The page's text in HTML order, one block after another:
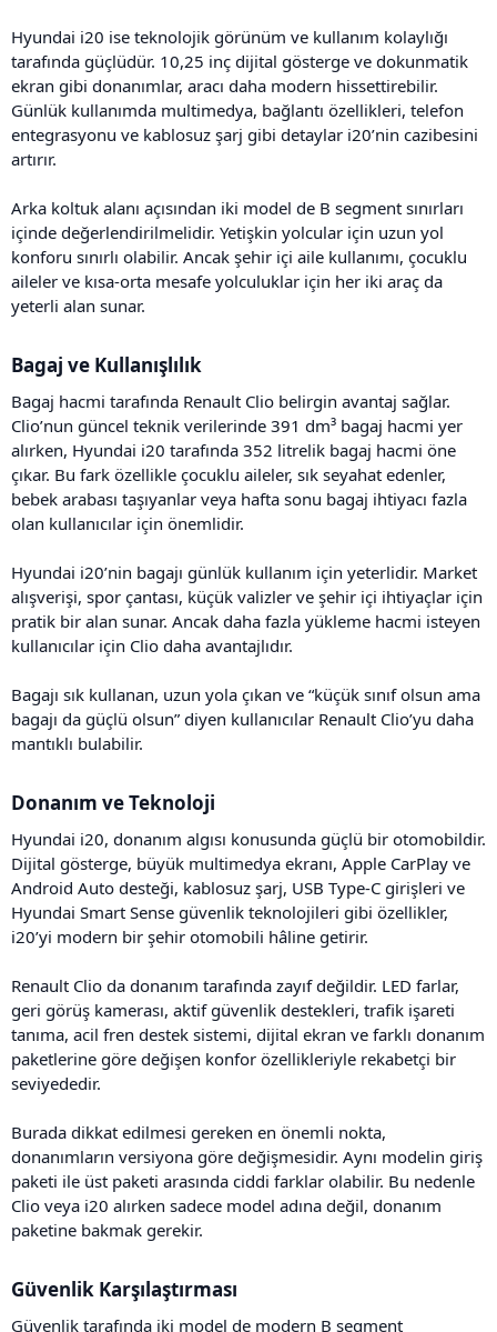
Hyundai i20 ise teknolojik görünüm ve kullanım kolaylığı
tarafında güçlüdür. 10,25 inç dijital gösterge ve dokunmatik
ekran gibi donanımlar, aracı daha modern hissettirebilir.
Günlük kullanımda multimedya, bağlantı özellikleri, telefon
entegrasyonu ve kablosuz şarj gibi detaylar i20’nin cazibesini
artırır.
Arka koltuk alanı açısından iki model de B segment sınırları
içinde değerlendirilmelidir. Yetişkin yolcular için uzun yol
konforu sınırlı olabilir. Ancak şehir içi aile kullanımı, çocuklu
aileler ve kısa-orta mesafe yolculuklar için her iki araç da
yeterli alan sunar.
Bagaj ve Kullanışlılık​
Bagaj hacmi tarafında Renault Clio belirgin avantaj sağlar.
Clio’nun güncel teknik verilerinde 391 dm³ bagaj hacmi yer
alırken, Hyundai i20 tarafında 352 litrelik bagaj hacmi öne
çıkar. Bu fark özellikle çocuklu aileler, sık seyahat edenler,
bebek arabası taşıyanlar veya hafta sonu bagaj ihtiyacı fazla
olan kullanıcılar için önemlidir.
Hyundai i20’nin bagajı günlük kullanım için yeterlidir. Market
alışverişi, spor çantası, küçük valizler ve şehir içi ihtiyaçlar için
pratik bir alan sunar. Ancak daha fazla yükleme hacmi isteyen
kullanıcılar için Clio daha avantajlıdır.
Bagajı sık kullanan, uzun yola çıkan ve “küçük sınıf olsun ama
bagajı da güçlü olsun” diyen kullanıcılar Renault Clio’yu daha
mantıklı bulabilir.
Donanım ve Teknoloji​
Hyundai i20, donanım algısı konusunda güçlü bir otomobildir.
Dijital gösterge, büyük multimedya ekranı, Apple CarPlay ve
Android Auto desteği, kablosuz şarj, USB Type-C girişleri ve
Hyundai Smart Sense güvenlik teknolojileri gibi özellikler,
i20’yi modern bir şehir otomobili hâline getirir.
Renault Clio da donanım tarafında zayıf değildir. LED farlar,
geri görüş kamerası, aktif güvenlik destekleri, trafik işareti
tanıma, acil fren destek sistemi, dijital ekran ve farklı donanım
paketlerine göre değişen konfor özellikleriyle rekabetçi bir
seviyededir.
Burada dikkat edilmesi gereken en önemli nokta,
donanımların versiyona göre değişmesidir. Aynı modelin giriş
paketi ile üst paketi arasında ciddi farklar olabilir. Bu nedenle
Clio veya i20 alırken sadece model adına değil, donanım
paketine bakmak gerekir.
Güvenlik Karşılaştırması​
Güvenlik tarafında iki model de modern B segment